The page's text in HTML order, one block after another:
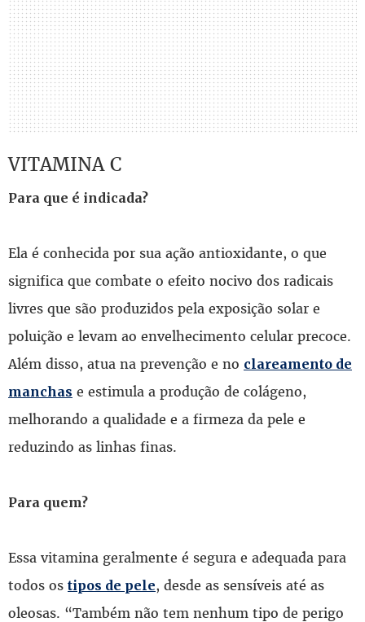
VITAMINA C
Para que é indicada?
Ela é conhecida por sua ação antioxidante, o que
significa que combate o efeito nocivo dos radicais
livres que são produzidos pela exposição solar e
poluição e levam ao envelhecimento celular precoce.
Além disso, atua na prevenção e no clareamento de
manchas e estimula a produção de colágeno,
melhorando a qualidade e a firmeza da pele e
reduzindo as linhas finas.
Para quem?
Essa vitamina geralmente é segura e adequada para
todos os tipos de pele, desde as sensíveis até as
oleosas. “Também não tem nenhum tipo de perigo